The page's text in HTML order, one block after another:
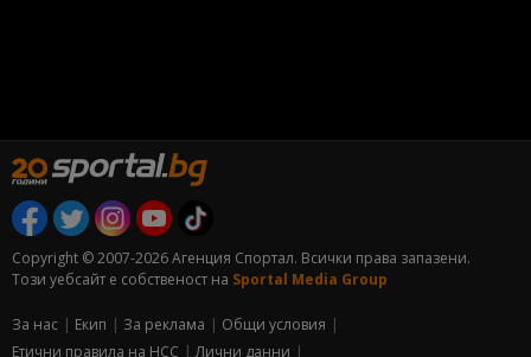
Copyright © 2007-2026 Агенция Спортал. Всички права запазени.
Този уебсайт е собственост на Sportal Media Group
За нас Екип За рекламa
Общи условия
Етични правила на НСС
Лични данни